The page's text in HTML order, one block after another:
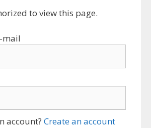
to view this page.
mail
account? Create an account